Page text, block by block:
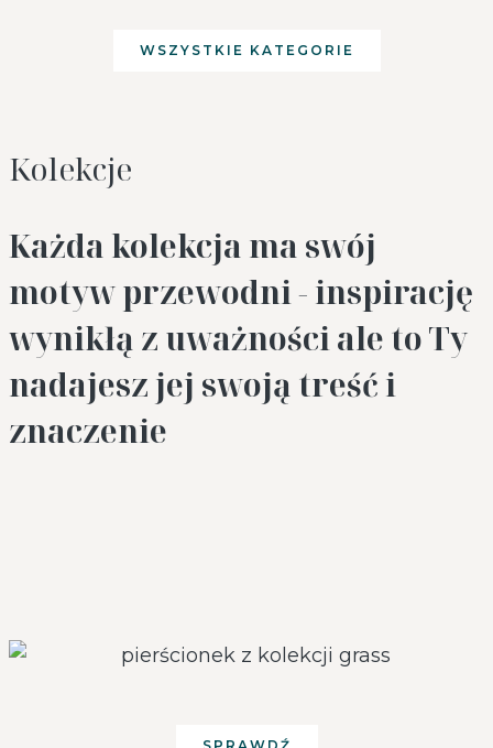
WSZYSTKIE KATEGORIE
Kolekcje
Każda kolekcja ma swój
motyw przewodni - inspirację
wynikłą z uważności ale to Ty
nadajesz jej swoją treść i
znaczenie